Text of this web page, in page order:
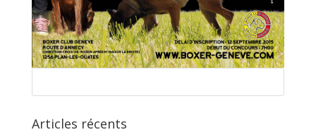
Articles récents